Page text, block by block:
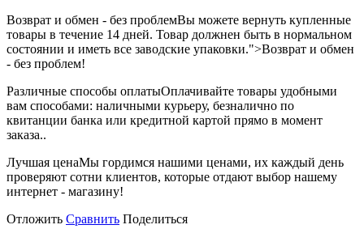
Возврат и обмен - без проблемВы можете вернуть купленные
товары в течение 14 дней. Товар должнен быть в нормальном
состоянии и иметь все заводские упаковки.">Возврат и обмен
- без проблем!
Различные способы оплатыОплачивайте товары удобными
вам способами: наличными курьеру, безналично по
квитанции банка или кредитной картой прямо в момент
заказа..
Лучшая ценаМы гордимся нашими ценами, их каждый день
проверяют сотни клиентов, которые отдают выбор нашему
интернет - магазину!
Отложить Сравнить Поделиться